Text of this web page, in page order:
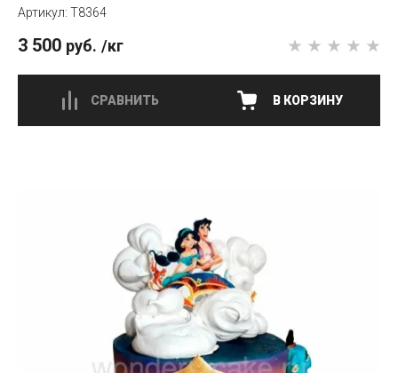
T8364
3 500 руб. /кг